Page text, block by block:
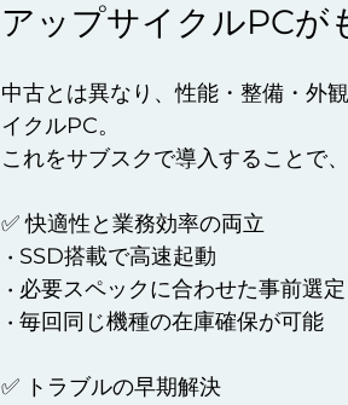
アップサイクルPCが
中古とは異なり、性能・整備・外
イクルPC。
これをサブスクで導入することで
✅ 快適性と業務効率の両立
• SSD搭載で高速起動
• 必要スペックに合わせた事前選定
• 毎回同じ機種の在庫確保が可能
✅ トラブルの早期解決